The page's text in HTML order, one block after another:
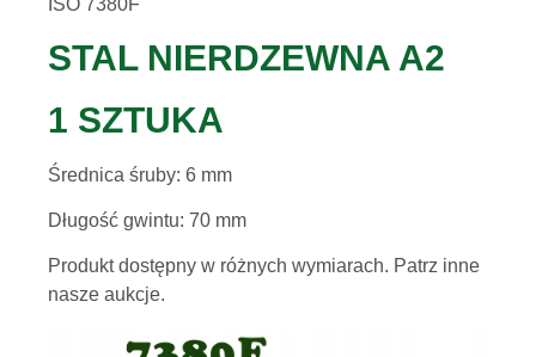
ISO 7380F
STAL NIERDZEWNA A2
1 SZTUKA
Średnica śruby: 6 mm
Długość gwintu: 70 mm
Produkt dostępny w różnych wymiarach. Patrz inne
nasze aukcje.